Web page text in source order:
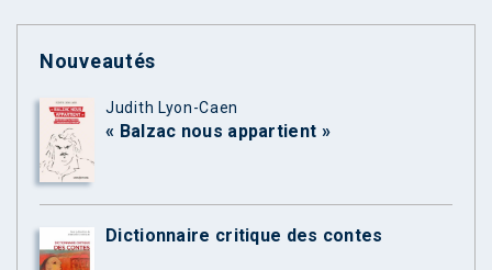
Nouveautés
Judith Lyon-Caen
« Balzac nous appartient »
Dictionnaire critique des contes